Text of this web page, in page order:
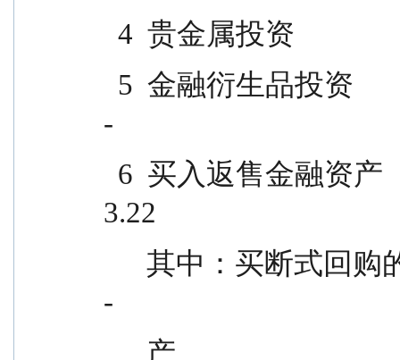
4  贵金属投资
-
3.22
-
      产